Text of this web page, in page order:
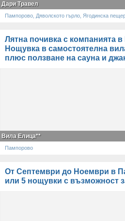
Дари Травел
Пампорово, Дяволското гърло, Ягодинска
Лятна почивка с компанията
Нощувка в самостоятелна
плюс ползване на сауна и
Вила Елица**
Пампорово
От Септември до Ноември в
или 5 нощувки с възможност